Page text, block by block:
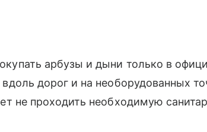
арбузы и дыни только в
дорог и на необорудованных
не проходить необходимую